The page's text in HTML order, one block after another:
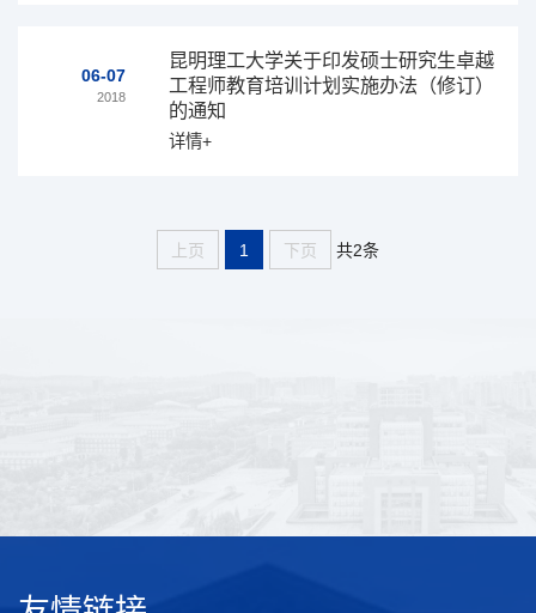
06-07
2018
昆明理工大学关于印发硕士研究生卓越
工程师教育培训计划实施办法（修订）
的通知
详情+
上页 1 下页 共2条